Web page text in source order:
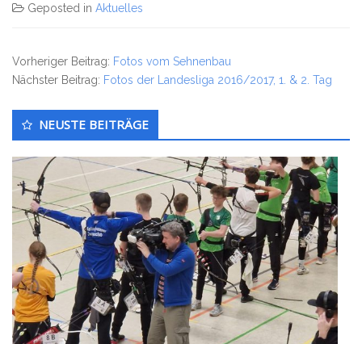
Geposted in Aktuelles
Vorheriger Beitrag: Fotos vom Sehnenbau
Nächster Beitrag: Fotos der Landesliga 2016/2017, 1. & 2. Tag
Untergeordnet
Seitenleiste
NEUSTE BEITRÄGE